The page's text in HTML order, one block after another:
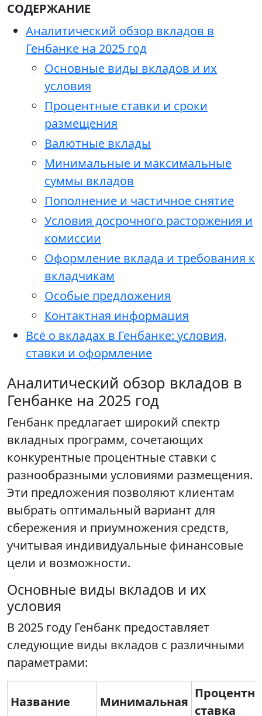
СОДЕРЖАНИЕ
Аналитический обзор вкладов в
Генбанке на 2025 год
Основные виды вкладов и их
условия
Процентные ставки и сроки
размещения
Валютные вклады
Минимальные и максимальные
суммы вкладов
Пополнение и частичное снятие
Условия досрочного расторжения и
комиссии
Оформление вклада и требования к
вкладчикам
Особые предложения
Контактная информация
Всё о вкладах в Генбанке: условия,
ставки и оформление
Аналитический обзор вкладов в
Генбанке на 2025 год
Генбанк предлагает широкий спектр
вкладных программ, сочетающих
конкурентные процентные ставки с
разнообразными условиями размещения.
Эти предложения позволяют клиентам
выбрать оптимальный вариант для
сбережения и приумножения средств,
учитывая индивидуальные финансовые
цели и возможности.
Основные виды вкладов и их
условия
В 2025 году Генбанк предоставляет
следующие виды вкладов с различными
параметрами:
Название
Минимальная
ставка